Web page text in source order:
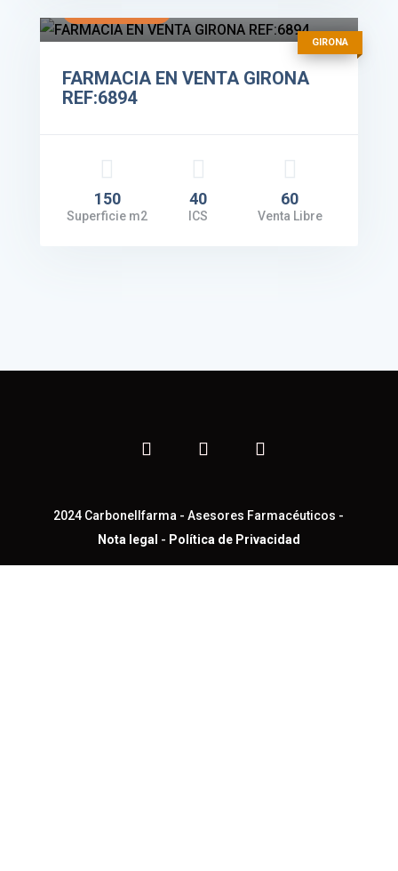
GIRONA
FARMACIA EN VENTA GIRONA
REF:6894
150
Superficie m2
40
ICS
60
Venta Libre
2024 Carbonellfarma - Asesores Farmacéuticos -
Nota legal - Política de Privacidad